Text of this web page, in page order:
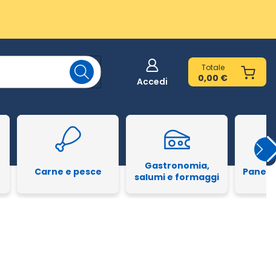
Accedi
Totale
0,00 €
Carne e pesce
Gastronomia,
salumi e formaggi
Pane